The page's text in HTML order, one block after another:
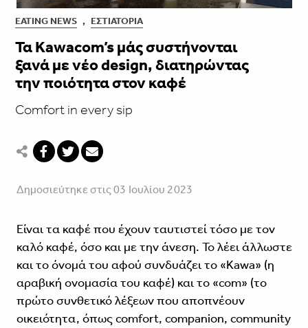
EATING NEWS , ΕΣΤΙΑΤΌΡΙΑ
Τα Kawacom’s μάς συστήνονται
ξανά με νέο design, διατηρώντας
την ποιότητα στον καφέ
Comfort in every sip
Δημοσιεύτηκε στις 03 Ιουλίου 2023
Είναι τα καφέ που έχουν ταυτιστεί τόσο με τον
καλό καφέ, όσο και με την άνεση. Το λέει άλλωστε
και το όνομά του αφού συνδυάζει το «Kawa» (η
αραβική ονομασία του καφέ) και το «com» (το
πρώτο συνθετικό λέξεων που αποπνέουν
οικειότητα, όπως comfort, companion, community